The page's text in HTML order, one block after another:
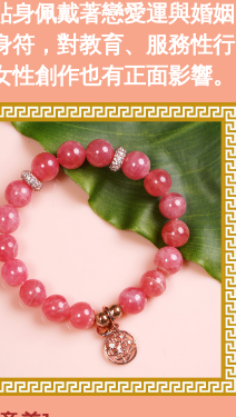
身佩戴著戀愛運與婚姻
符，對教育、服務性行
性創作也有正面影響。